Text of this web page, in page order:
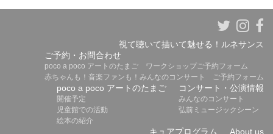
視て聴いて描いて魅せる！ルネサンス
ご予約・お問合わせ
poco a poco アートのたまご ワークショップご予約フォーム
赤ちゃんも！音楽ファンも！みんなのコンサート ご予約フォーム
poco a poco アートのたまご
開催予定
児童館での活動
絵本の紹介
コンサート・公演情報
みんなのコンサート
弘前ミュージックシーン
キュアプログラム About us